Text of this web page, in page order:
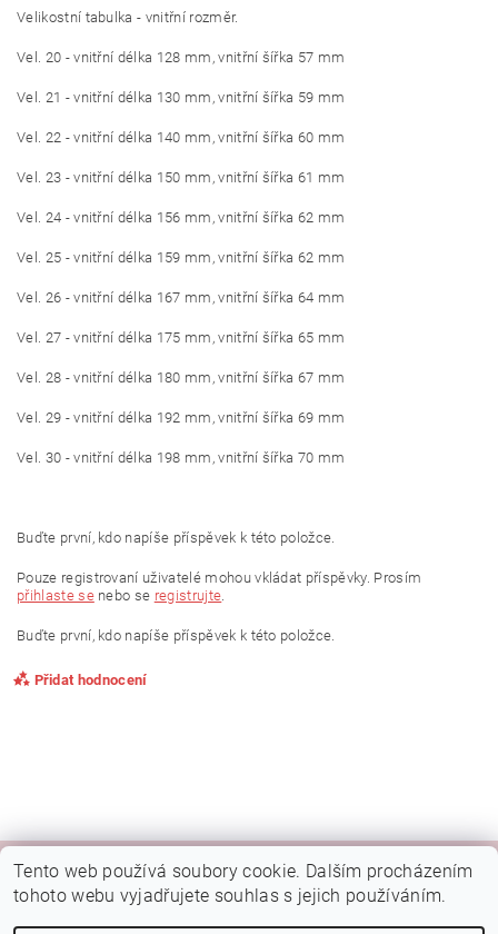
Velikostní tabulka - vnitřní rozměr.
Vel. 20 - vnitřní délka 128 mm, vnitřní šířka 57 mm
Vel. 21 - vnitřní délka 130 mm, vnitřní šířka 59 mm
Vel. 22 - vnitřní délka 140 mm, vnitřní šířka 60 mm
Vel. 23 - vnitřní délka 150 mm, vnitřní šířka 61 mm
Vel. 24 - vnitřní délka 156 mm, vnitřní šířka 62 mm
Vel. 25 - vnitřní délka 159 mm, vnitřní šířka 62 mm
Vel. 26 - vnitřní délka 167 mm, vnitřní šířka 64 mm
Vel. 27 - vnitřní délka 175 mm, vnitřní šířka 65 mm
Vel. 28 - vnitřní délka 180 mm, vnitřní šířka 67 mm
Vel. 29 - vnitřní délka 192 mm, vnitřní šířka 69 mm
Vel. 30 - vnitřní délka 198 mm, vnitřní šířka 70 mm
Buďte první, kdo napíše příspěvek k této položce.
Pouze registrovaní uživatelé mohou vkládat příspěvky. Prosím
přihlaste senebo se registrujte.
Buďte první, kdo napíše příspěvek k této položce.
Přidat hodnocení
Kamenná prodejna Brno | Rady a tipy | Google mapa | Fotky prodejny
Náš FB
Tento web používá soubory cookie. Dalším procházením
tohoto webu vyjadřujete souhlas s jejich používáním.